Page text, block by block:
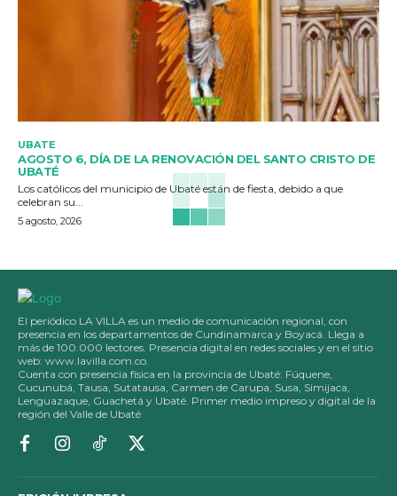
UBATE
AGOSTO 6, DÍA DE LA RENOVACIÓN DEL SANTO CRISTO DE
UBATÉ
Los católicos del municipio de Ubaté están de fiesta, debido a que
celebran su...
5 agosto, 2026
El periódico LA VILLA es un medio de comunicación regional, con
presencia en los departamentos de Cundinamarca y Boyacá. Llega a
más de 100.000 lectores. Presencia digital en redes sociales y en el sitio
web: www.lavilla.com.co.
Cuenta con presencia física en la provincia de Ubaté: Fúquene,
Cucunubá, Tausa, Sutatausa, Carmen de Carupa, Susa, Simijaca,
Lenguazaque, Guachetá y Ubaté. Primer medio impreso y digital de la
región del Valle de Ubaté